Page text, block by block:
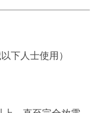
下人士使用）